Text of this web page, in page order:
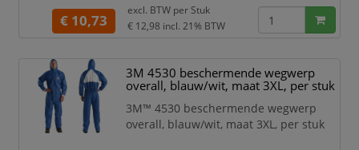
€ 10,73
excl. BTW per Stuk
€ 12,98 incl. 21% BTW
3M 4530 beschermende wegwerp
overall, blauw/wit, maat 3XL, per stuk
3M™ 4530 beschermende wegwerp
overall, blauw/wit, maat 3XL, per stuk